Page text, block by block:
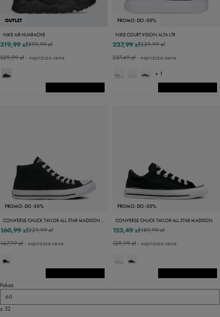
OUTLET
NIKE AIR HUARACHE
599,99 zł
319,99 zł
329,99 zł- najniższa cena
PROMO: DO -30%
NIKE COURT VISION ALTA LTR
239,99 zł
227,99 zł
237,49 zł- najniższa cena
+ 1
PROMO: DO -30%
CONVERSE CHUCK TAYLOR ALL STAR MADISON MID
229,99 zł
160,99 zł
167,99 zł- najniższa cena
PROMO: DO -30%
CONVERSE CHUCK TAYLOR ALL STAR MADISON
189,99 zł
123,49 zł
129,99 zł- najniższa cena
Pokaż
60
z 32